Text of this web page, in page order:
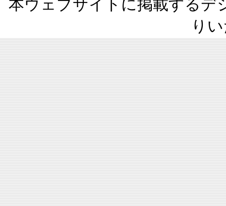
本ウェブサイトに掲載するデ
り